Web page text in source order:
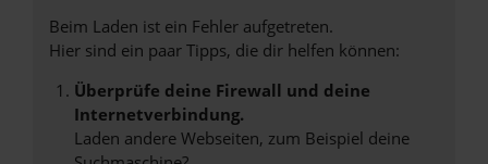
Beim Laden ist ein Fehler aufgetreten.
Hier sind ein paar Tipps, die dir helfen können:
Überprüfe deine Firewall und deine
Internetverbindung.
Laden andere Webseiten, zum Beispiel deine